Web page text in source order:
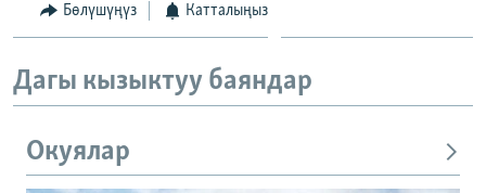
Бөлүшүңүз Катталыңыз
Дагы кызыктуу баяндар
Окуялар